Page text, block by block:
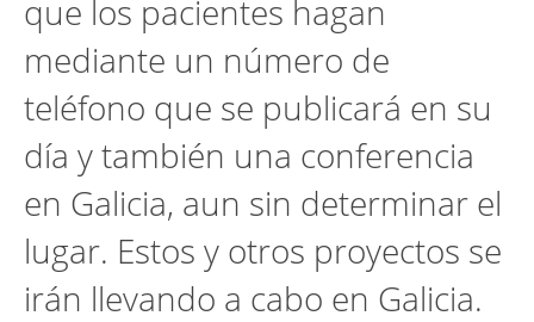
que los pacientes hagan
mediante un número de
teléfono que se publicará en su
día y también una conferencia
en Galicia, aun sin determinar el
lugar. Estos y otros proyectos se
irán llevando a cabo en Galicia.